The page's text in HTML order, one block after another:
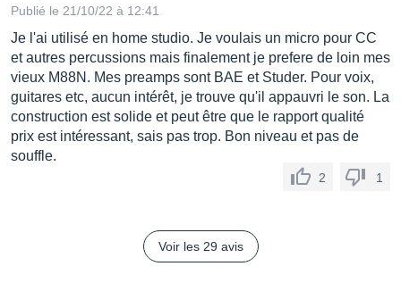
Publié le 21/10/22 à 12:41
Je l'ai utilisé en home studio. Je voulais un micro pour CC
et autres percussions mais finalement je prefere de loin mes
vieux M88N. Mes preamps sont BAE et Studer. Pour voix,
guitares etc, aucun intérêt, je trouve qu'il appauvri le son. La
construction est solide et peut être que le rapport qualité
prix est intéressant, sais pas trop. Bon niveau et pas de
souffle.
2 1
Voir les 29 avis